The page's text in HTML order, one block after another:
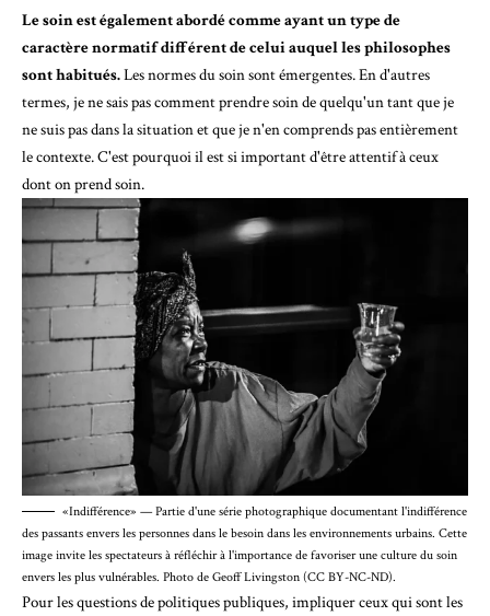
Le soin est également abordé comme ayant un type de
caractère normatif différent de celui auquel les philosophes
sont habitués.Les normes du soin sont émergentes. En d'autres
termes, je ne sais pas comment prendre soin de quelqu'un tant que je
ne suis pas dans la situation et que je n'en comprends pas entièrement
le contexte. C'est pourquoi il est si important d'être attentif à ceux
dont on prend soin.
«Indifférence» — Partie d'une série photographique documentant l'indifférence
des passants envers les personnes dans le besoin dans les environnements urbains. Cette
image invite les spectateurs à réfléchir à l'importance de favoriser une culture du soin
envers les plus vulnérables. Photo de Geoff Livingston (CC BY-NC-ND).
Pour les questions de politiques publiques, impliquer ceux qui sont les